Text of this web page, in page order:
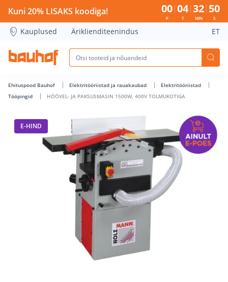
HÖÖVEL- JA PAKSUSMASIN 1500W, 400V TOLMUKOTIGA -
Kuni 20% LISAKS koodiga! 00
P
04
T
32
MIN
50
S
Kauplused Äriklienditeenindus ET
Ehituspood Bauhof Elektritööriistad ja rauakaubad
Elektritööriistad
Tööpingid
HÖÖVEL- JA PAKSUSMASIN 1500W, 400V TOLMUKOTIGA
E-HIND